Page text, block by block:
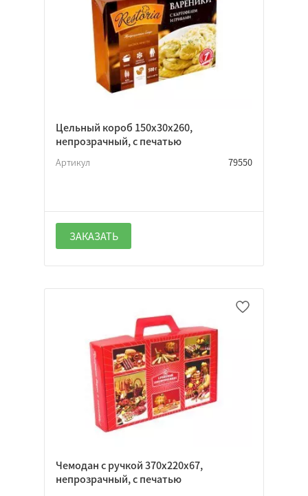
Прямоугольная
Откидная
Крышка-дно
Цветной
Цельный короб 150х30х260,
непрозрачный, с печатью
Артикул 79550
ЗАКАЗАТЬ
Чемодан с ручкой 370х220х67,
непрозрачный, с печатью